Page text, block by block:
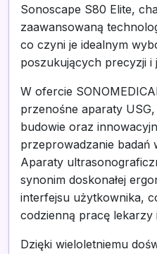
Sonoscape S80 Elite,
zaawansowaną
co czyni je idealnym
poszukujących precyzji i
W ofercie
przenośne aparaty
budowie oraz
przeprowadzanie badań
Aparaty
synonim doskonałej
interfejsu użytkownika,
codzienną pracę
Dzięki wieloletniemu